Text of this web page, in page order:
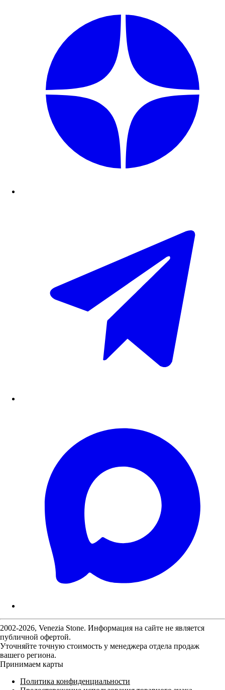
2002-2026, Venezia Stone. Информация на сайте не является
публичной офертой.
Уточняйте точную стоимость у менеджера отдела продаж
вашего региона.
Принимаем карты
Политика конфиденциальности